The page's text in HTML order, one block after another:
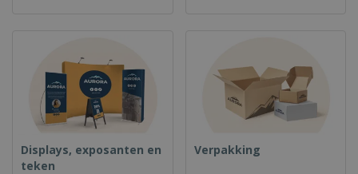
Displays, exposanten en
teken
Verpakking